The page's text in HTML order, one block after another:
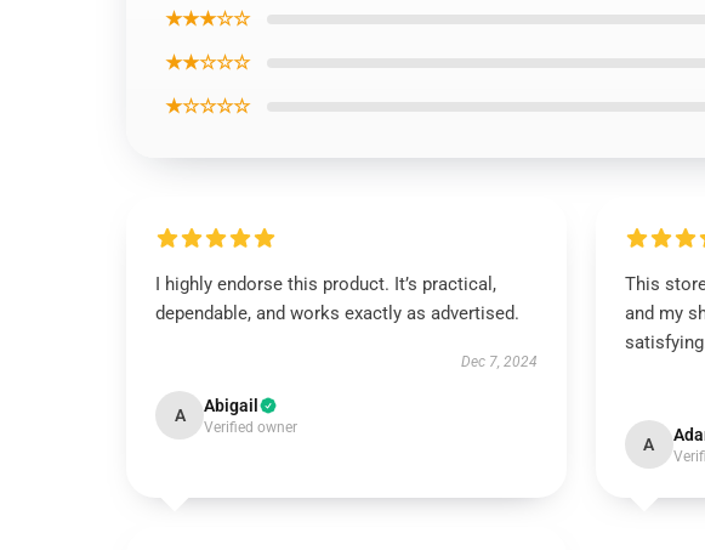
★★★☆☆
★★☆☆☆
★☆☆☆☆
I highly endorse this product. It’s practical,
dependable, and works exactly as advertised.
Dec 7, 2024
A Abigail
Verified owner
This
and my
A